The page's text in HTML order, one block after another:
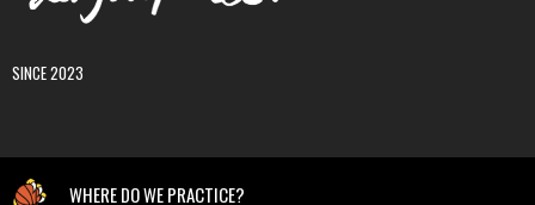
SINCE 2023
WHERE DO WE PRACTICE?